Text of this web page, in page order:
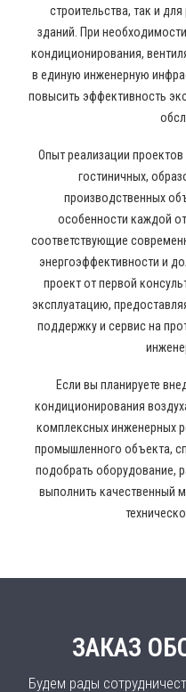
строительства, так и
зданий. При
кондиционирования,
в единую инженерную
повысить эффективность
Опыт реализации
гостиничных,
производственных
особенности каждой
соответствующие
энергоэффективности и
проект от первой
эксплуатацию,
поддержку и сервис на
Если вы планируете
кондиционирования
комплексных инженерных
промышленного объекта,
подобрать оборудование,
выполнить качественный
ЗАКАЗ
Будем рады